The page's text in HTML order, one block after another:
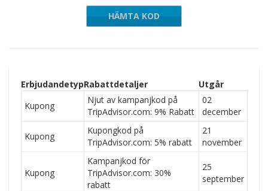
SPOTR10
HÄMTA KOD
ErbjudandetypRabattdetaljer
Utgår
Kupong
Njut av kampanjkod på
TripAdvisor.com: 9% Rabatt
02
december
Kupong
Kupongkod på
TripAdvisor.com: 5% rabatt
21
november
Kupong
Kampanjkod för
TripAdvisor.com: 30%
rabatt
25
september